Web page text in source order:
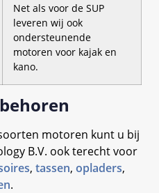
Net als voor de SUP
leveren wij ook
ondersteunende
motoren voor kajak en
kano.
motoren kunt u bij
B.V. ook terecht voor
, tassen, opladers,
.